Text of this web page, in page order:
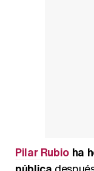
Pilar Rubio ha